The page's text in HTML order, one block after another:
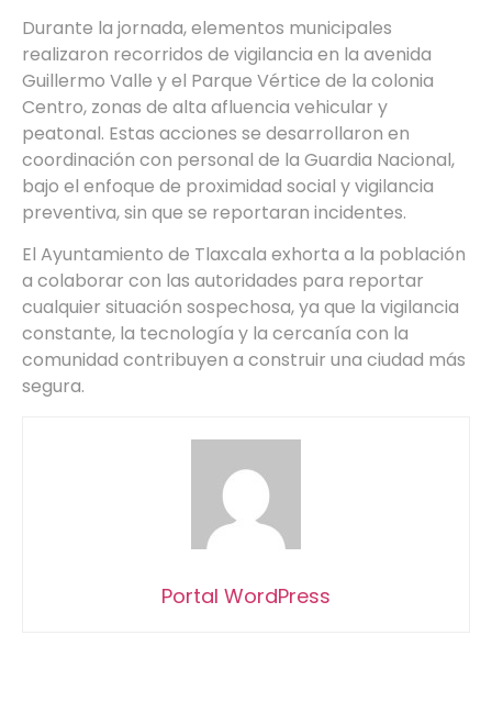
Durante la jornada, elementos municipales
realizaron recorridos de vigilancia en la avenida
Guillermo Valle y el Parque Vértice de la colonia
Centro, zonas de alta afluencia vehicular y
peatonal. Estas acciones se desarrollaron en
coordinación con personal de la Guardia Nacional,
bajo el enfoque de proximidad social y vigilancia
preventiva, sin que se reportaran incidentes.
El Ayuntamiento de Tlaxcala exhorta a la población
a colaborar con las autoridades para reportar
cualquier situación sospechosa, ya que la vigilancia
constante, la tecnología y la cercanía con la
comunidad contribuyen a construir una ciudad más
segura.
Portal WordPress